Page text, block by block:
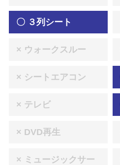
〇 ３列シート
× ウォークスルー
× シートエアコン
× テレビ
× DVD再生
× ミュージックサー